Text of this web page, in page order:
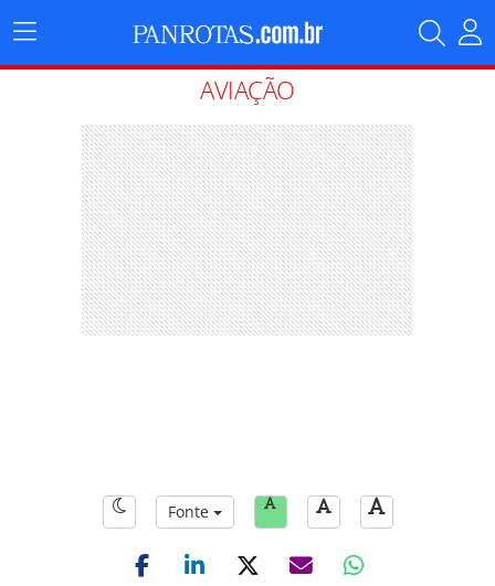
Menu
Principal
AVIAÇÃO
Fonte